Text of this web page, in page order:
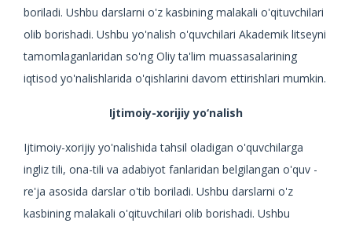
boriladi. Ushbu darslarni o'z kasbining malakali o'qituvchilari
olib borishadi. Ushbu yo'nalish o'quvchilari Akademik litseyni
tamomlaganlaridan so'ng Oliy ta'lim muassasalarining
iqtisod yo'nalishlarida o'qishlarini davom ettirishlari mumkin.
Ijtimoiy-xorijiy yo‘nalish
Ijtimoiy-xorijiy yo'nalishida tahsil oladigan o'quvchilarga
ingliz tili, ona-tili va adabiyot fanlaridan belgilangan o'quv -
re'ja asosida darslar o'tib boriladi. Ushbu darslarni o'z
kasbining malakali o'qituvchilari olib borishadi. Ushbu